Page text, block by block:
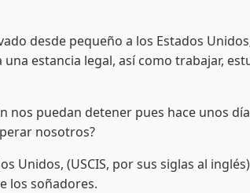
desde pequeño a los Estados
estancia legal, así como trabajar,
puedan detener pues hace unos
nosotros?
Unidos, (USCIS, por sus siglas al
los soñadores.